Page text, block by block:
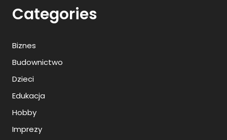
Categories
Biznes
Budownictwo
Dzieci
Edukacja
Hobby
Imprezy